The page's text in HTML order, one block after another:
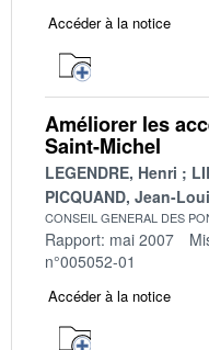
Accéder à la notice
Améliorer les
Saint-Michel
LEGENDRE, Henri
PICQUAND, Jean-
CONSEIL GENERAL DES
Rapport: mai 2007
n°005052-01
Accéder à la notice